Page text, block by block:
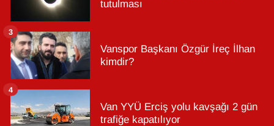
tutulması
Vanspor Başkanı Özgür İreç İlhan
kimdir?
3
Van YYÜ Erciş yolu kavşağı 2 gün
trafiğe kapatılıyor
4